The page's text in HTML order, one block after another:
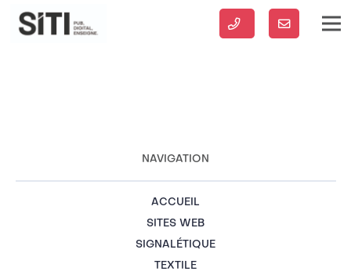
NAVIGATION
ACCUEIL
SITES WEB
SIGNALÉTIQUE
TEXTILE